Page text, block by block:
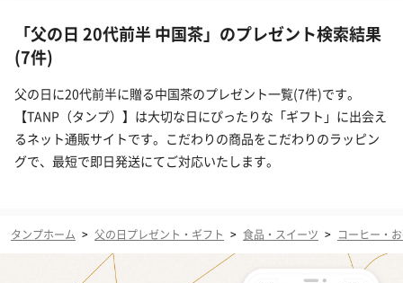
「父の日 20代前半 中国茶」のプレゼント検索結果
(7件)
父の日に20代前半に贈る中国茶のプレゼント一覧(7件)です。
【TANP（タンプ）】は大切な日にぴったりな「ギフト」に出会え
るネット通販サイトです。こだわりの商品をこだわりのラッピン
グで、最短で即日発送にてご対応いたします。
タンプホーム > 父の日プレゼント・ギフト > 食品・スイーツ > コーヒー・